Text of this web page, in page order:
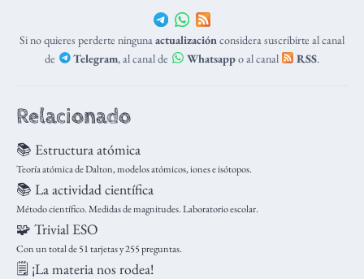
Si no quieres perderte ninguna actualización considera suscribirte al canal
de
Telegram, al canal de Whatsappo al canal RSS.
Relacionado
📚 Estructura atómica
Teoría atómica de Dalton, modelos atómicos, iones e isótopos.
📚 La actividad científica
Método científico. Medidas de magnitudes. Laboratorio escolar.
🧩 Trivial ESO
Con un total de 51 tarjetas y 255 preguntas.
🗒️ ¡La materia nos rodea!